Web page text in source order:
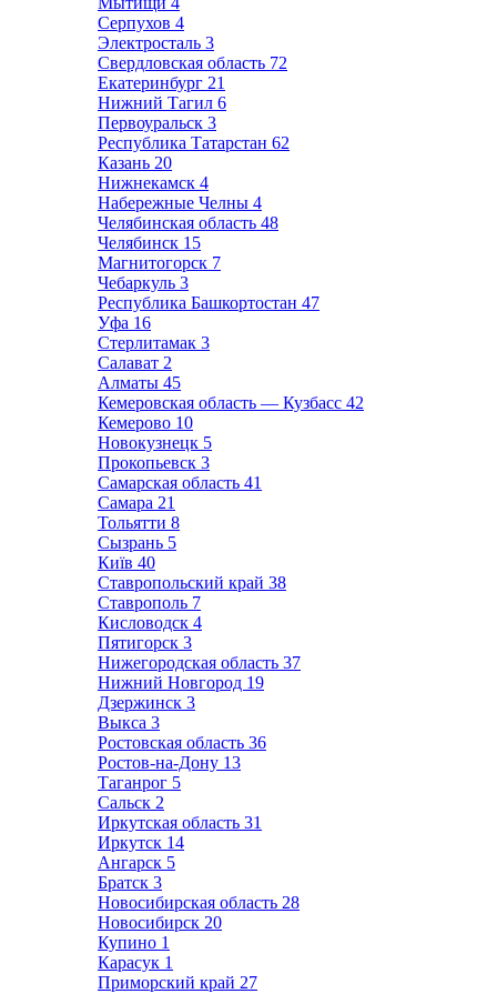
Серпухов 4
Электросталь 3
Свердловская область 72
Екатеринбург 21
Нижний Тагил 6
Первоуральск 3
Республика Татарстан 62
Казань 20
Нижнекамск 4
Набережные Челны 4
Челябинская область 48
Челябинск 15
Магнитогорск 7
Чебаркуль 3
Республика Башкортостан 47
Уфа 16
Стерлитамак 3
Салават 2
Алматы 45
Кемеровская область — Кузбасс 42
Кемерово 10
Новокузнецк 5
Прокопьевск 3
Самарская область 41
Самара 21
Тольятти 8
Сызрань 5
Київ 40
Ставропольский край 38
Ставрополь 7
Кисловодск 4
Пятигорск 3
Нижегородская область 37
Нижний Новгород 19
Дзержинск 3
Выкса 3
Ростовская область 36
Ростов-на-Дону 13
Таганрог 5
Сальск 2
Иркутская область 31
Иркутск 14
Ангарск 5
Братск 3
Новосибирская область 28
Новосибирск 20
Купино 1
Карасук 1
Приморский край 27